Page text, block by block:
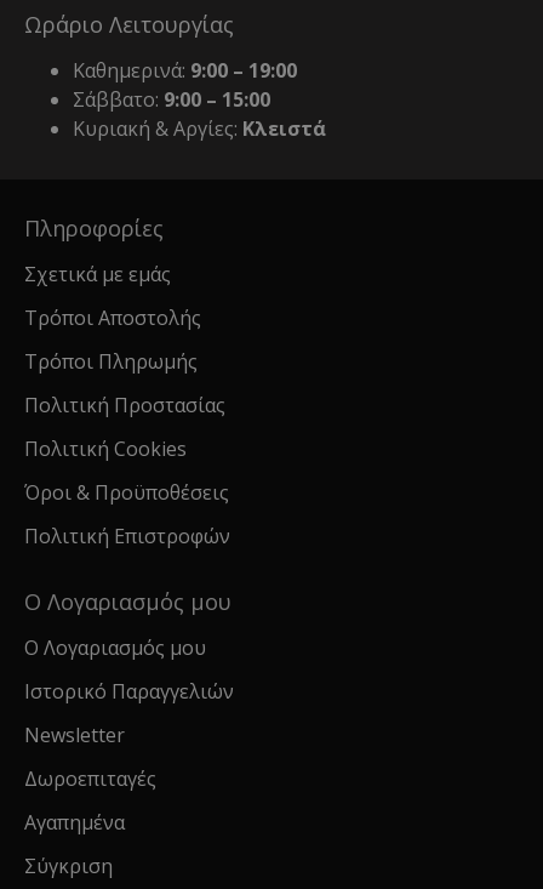
Ωράριο Λειτουργίας
Καθημερινά: 9:00 – 19:00
Σάββατο: 9:00 – 15:00
Κυριακή & Αργίες: Κλειστά
Πληροφορίες
Σχετικά με εμάς
Τρόποι Αποστολής
Τρόποι Πληρωμής
Πολιτική Προστασίας
Πολιτική Cookies
Όροι & Προϋποθέσεις
Πολιτική Επιστροφών
Ο Λογαριασμός μου
Ο Λογαριασμός μου
Ιστορικό Παραγγελιών
Newsletter
Δωροεπιταγές
Αγαπημένα
Σύγκριση